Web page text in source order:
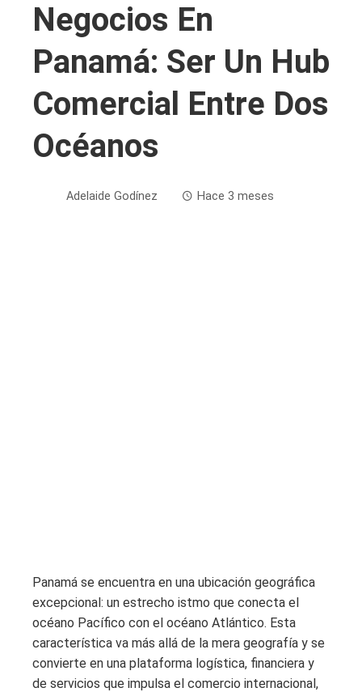
Negocios En
Panamá: Ser Un Hub
Comercial Entre Dos
Océanos
Adelaide Godínez Hace 3 meses
Panamá se encuentra en una ubicación geográfica
excepcional: un estrecho istmo que conecta el
océano Pacífico con el océano Atlántico. Esta
característica va más allá de la mera geografía y se
convierte en una plataforma logística, financiera y
de servicios que impulsa el comercio internacional,